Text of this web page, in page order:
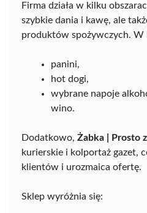
Firma działa w kilku
szybkie dania i kawę, ale
produktów spożywczych. W
panini,
hot dogi,
wybrane napoje
wino.
Dodatkowo, Żabka | Prosto
kurierskie i kolportaż gazet,
klientów i urozmaica ofertę.
Sklep wyróżnia się: